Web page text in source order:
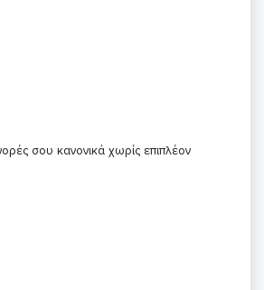
σου κανονικά χωρίς επιπλέον